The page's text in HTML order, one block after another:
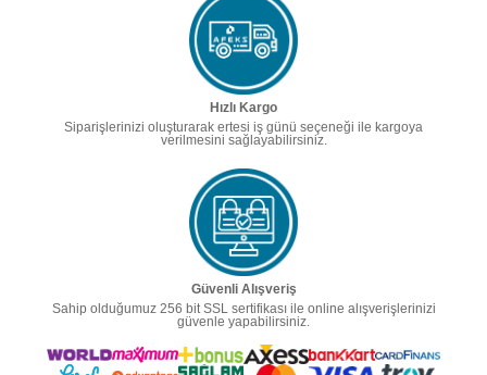
Hızlı Kargo
Siparişlerinizi oluşturarak ertesi iş günü seçeneği ile kargoya
verilmesini sağlayabilirsiniz.
Güvenli Alışveriş
Sahip olduğumuz 256 bit SSL sertifikası ile online alışverişlerinizi
güvenle yapabilirsiniz.